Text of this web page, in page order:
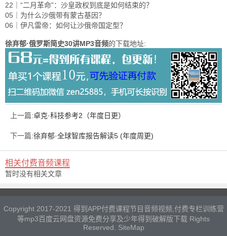
22｜“二月革命”：沙皇政权到底是如何结束的？
05｜为什么沙俄带有蒙古基因？
06｜伊凡雷帝：如何让沙俄帝国定型？
徐弃郁·俄罗斯简史30讲MP3音频的下载地址:
上一篇:卓克·科技参考2（年度日更）
下一篇:徐弃郁·全球智库报告解读5 (年度周更)
相关付费音频课程
暂时没有相关文章
Copyright 2017-2021 得到APP付费课程节目音频视频,付费专栏训练营
等mp3百度云网盘资源免费分享及少年得到破解版下载 Rights
Reserved. SiteMap